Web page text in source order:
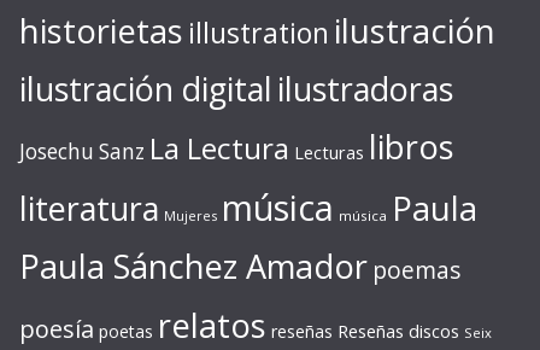
historietas illustration ilustración
ilustración digital ilustradoras
Josechu Sanz La Lectura Lecturas libros
literatura Mujeres música música Paula
Paula Sánchez Amador poemas
poesía poetas relatos reseñas Reseñas discos Seix